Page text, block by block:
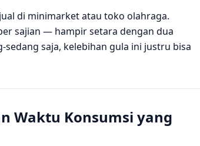
di minimarket atau toko olahraga.
sajian — hampir setara dengan dua
saja, kelebihan gula ini justru bisa
Waktu Konsumsi yang